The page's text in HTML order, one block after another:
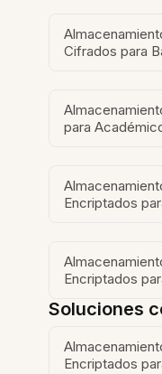
Cifrados para
para
Encriptados
Encriptados
Soluciones
Encriptados